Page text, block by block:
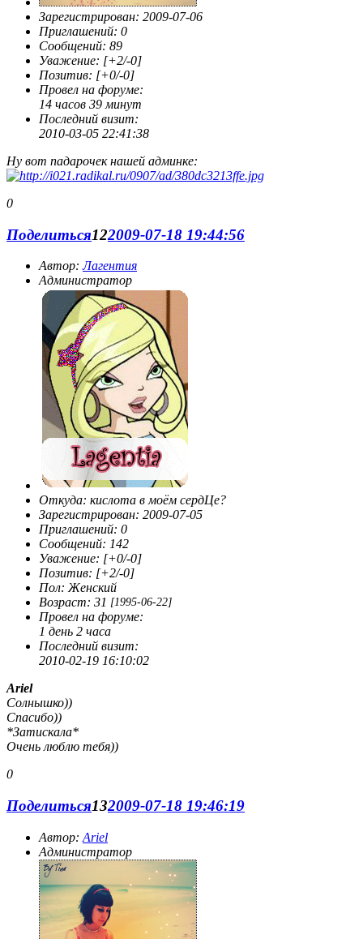
Зарегистрирован: 2009-07-06
Приглашений: 0
Сообщений: 89
Уважение: [+2/-0]
Позитив: [+0/-0]
Провел на форуме:
14 часов 39 минут
Последний визит:
2010-03-05 22:41:38
Ну вот падарочек нашей админке:
0
Поделиться122009-07-18 19:44:56
Автор:Лагентия
Администратор
Откуда: кислота в моём сердЦе?
Зарегистрирован: 2009-07-05
Приглашений: 0
Сообщений: 142
Уважение: [+0/-0]
Позитив: [+2/-0]
Пол: Женский
Возраст: 31 [1995-06-22]
Провел на форуме:
1 день 2 часа
Последний визит:
2010-02-19 16:10:02
Ariel
Солнышко))
Спасибо))
*Затискала*
Очень люблю тебя))
0
Поделиться132009-07-18 19:46:19
Автор: Ariel
Администратор